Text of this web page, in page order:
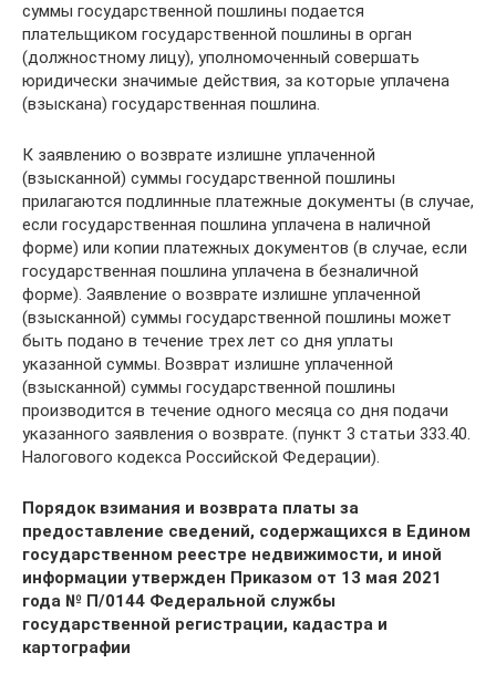
суммы государственной пошлины подается
плательщиком государственной пошлины в орган
(должностному лицу), уполномоченный совершать
юридически значимые действия, за которые уплачена
(взыскана) государственная пошлина.
К заявлению о возврате излишне уплаченной
(взысканной) суммы государственной пошлины
прилагаются подлинные платежные документы (в случае,
если государственная пошлина уплачена в наличной
форме) или копии платежных документов (в случае, если
государственная пошлина уплачена в безналичной
форме). Заявление о возврате излишне уплаченной
(взысканной) суммы государственной пошлины может
быть подано в течение трех лет со дня уплаты
указанной суммы. Возврат излишне уплаченной
(взысканной) суммы государственной пошлины
производится в течение одного месяца со дня подачи
указанного заявления о возврате. (пункт 3 статьи 333.40.
Налогового кодекса Российской Федерации).
Порядок взимания и возврата платы за
предоставление сведений, содержащихся в Едином
государственном реестре недвижимости, и иной
информации утвержден Приказом от 13 мая 2021
года № П/0144 Федеральной службы
государственной регистрации, кадастра и
картографии